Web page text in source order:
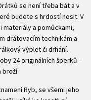
se není třeba bát a v
budete s hrdostí nosit. V
materiály a pomůckami,
drátovacím technikám a
výplet či drhání.
24 originálních šperků –
broží.
Ryb, se všemi jeho